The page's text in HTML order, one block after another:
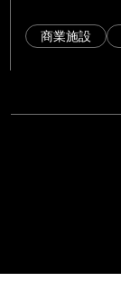
商業施設